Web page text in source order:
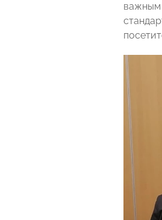
важным